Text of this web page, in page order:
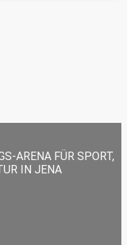
ARENA FÜR SPORT,
IN JENA